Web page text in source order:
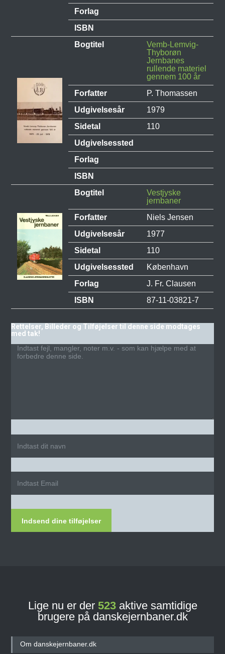
Forlag
ISBN
Bogtitel
Vemb-Lemvig-
Thyborøn
Jernbanes
rullende materiel
gennem 100 år
Forfatter
P. Thomassen
Udgivelsesår
1979
Sidetal
110
Udgivelsessted
Forlag
ISBN
Bogtitel
Vestjyske
jernbaner
Forfatter
Niels Jensen
Udgivelsesår
1977
Sidetal
110
Udgivelsessted
København
Forlag
J. Fr. Clausen
ISBN
87-11-03821-7
Rettelser, Billeder og Tilføjelser til denne side modtages
med tak!
Indsend dine tilføjelser
Lige nu er der 523aktive samtidige
brugere på danskejernbaner.dk
Om danskejernbaner.dk